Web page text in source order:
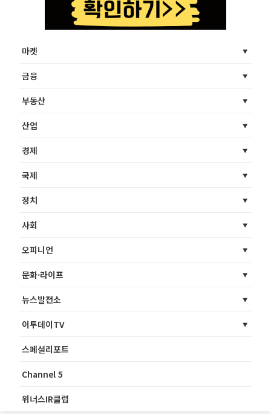
마켓
금융
부동산
산업
경제
국제
정치
사회
오피니언
문화·라이프
뉴스발전소
이투데이TV
스페셜리포트
Channel 5
위너스IR클럽